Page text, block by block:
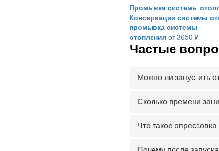
Промывка системы
Консервация системы
промывка системы
отопления от 3650 ₽
Частые
Можно ли запустить
Сколько времени
Что такое